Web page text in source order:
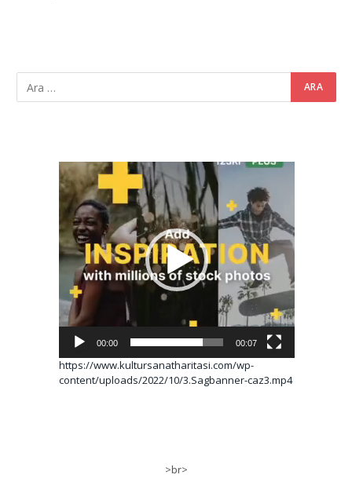
Video
oynatıcı
00:00 00:07
https://www.kultursanatharitasi.com/wp-
content/uploads/2022/10/3.Sagbanner-caz3.mp4
>br>